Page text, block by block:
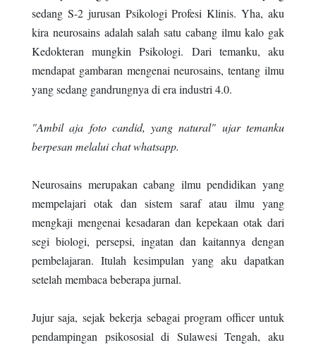
sedang S-2 jurusan Psikologi Profesi Klinis. Yha, aku
kira neurosains adalah salah satu cabang ilmu kalo gak
Kedokteran mungkin Psikologi. Dari temanku, aku
mendapat gambaran mengenai neurosains, tentang ilmu
yang sedang gandrungnya di era industri 4.0.
"Ambil aja foto candid, yang natural" ujar temanku
berpesan melalui chat whatsapp.
Neurosains merupakan cabang ilmu pendidikan yang
mempelajari otak dan sistem saraf atau ilmu yang
mengkaji mengenai kesadaran dan kepekaan otak dari
segi biologi, persepsi, ingatan dan kaitannya dengan
pembelajaran. Itulah kesimpulan yang aku dapatkan
setelah membaca beberapa jurnal.
Jujur saja, sejak bekerja sebagai program officer untuk
pendampingan psikososial di Sulawesi Tengah, aku